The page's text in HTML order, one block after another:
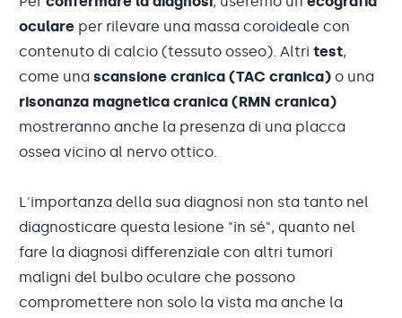
oculare per rilevare una massa coroideale con
contenuto di calcio (tessuto osseo). Altri test,
come una scansione cranica (TAC cranica) o una
risonanza magnetica cranica (RMN cranica)
mostreranno anche la presenza di una placca
ossea vicino al nervo ottico.
L'importanza della sua diagnosi non sta tanto nel
diagnosticare questa lesione "in sé", quanto nel
fare la diagnosi differenziale con altri tumori
maligni del bulbo oculare che possono
compromettere non solo la vista ma anche la